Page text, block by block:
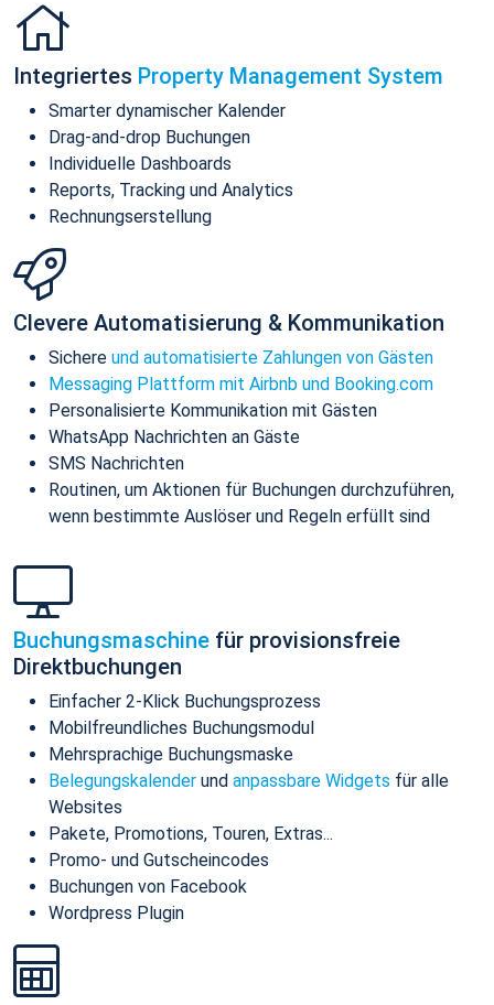
Integriertes Property Management System
Smarter dynamischer Kalender
Drag-and-drop Buchungen
Individuelle Dashboards
Reports, Tracking und Analytics
Rechnungserstellung
Clevere Automatisierung & Kommunikation
Sichere und automatisierte Zahlungen von Gästen
Messaging Plattform mit Airbnb und Booking.com
Personalisierte Kommunikation mit Gästen
WhatsApp Nachrichten an Gäste
SMS Nachrichten
Routinen, um Aktionen für Buchungen durchzuführen,
wenn bestimmte Auslöser und Regeln erfüllt sind
Buchungsmaschine für provisionsfreie
Direktbuchungen
Einfacher 2-Klick Buchungsprozess
Mobilfreundliches Buchungsmodul
Mehrsprachige Buchungsmaske
Belegungskalender und anpassbare Widgets für alle
Websites
Pakete, Promotions, Touren, Extras...
Promo- und Gutscheincodes
Buchungen von Facebook
Wordpress Plugin